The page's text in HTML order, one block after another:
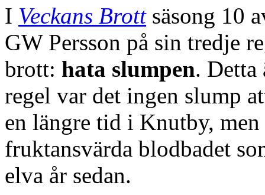
I Veckans Brottsäsong 10
GW Persson på sin tredje
brott: hata slumpen.
regel var det ingen slump
en längre tid i Knutby,
fruktansvärda blodbadet
elva år sedan.